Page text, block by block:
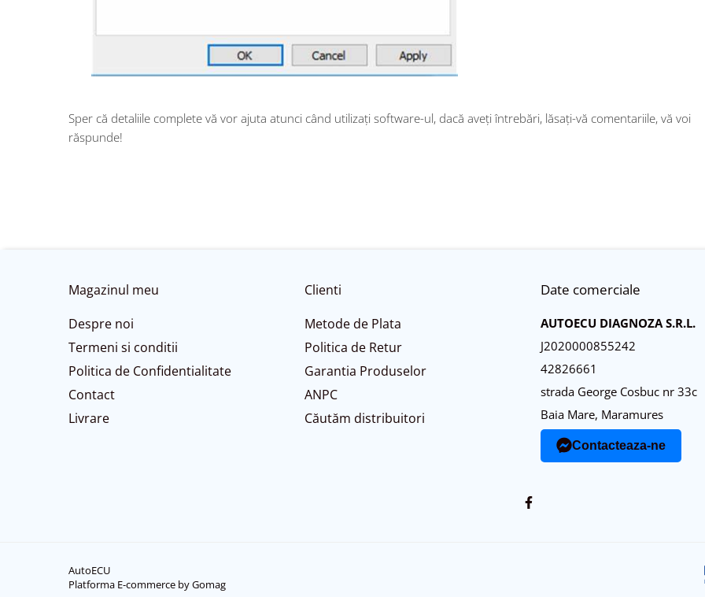
Sper că detaliile complete vă vor ajuta atunci când utilizați software-ul, dacă aveți întrebări, lăsați-vă comentariile, vă voi
răspunde!
Magazinul meu
Despre noi
Termeni si conditii
Politica de Confidentialitate
Contact
Livrare
Clienti
Metode de Plata
Politica de Retur
Garantia Produselor
ANPC
Căutăm distribuitori
Date comerciale
AUTOECU DIAGNOZA S.R.L.
J2020000855242
42826661
strada George Cosbuc nr 33c
Baia Mare, Maramures
Contacteaza-ne
AutoECU
Platforma E-commerce by Gomag